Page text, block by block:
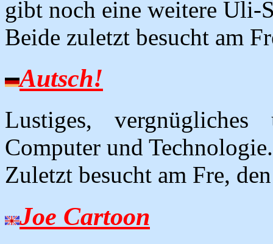
gibt noch eine weitere Uli-
Beide zuletzt besucht am
Autsch!
Lustiges,
Computer und Technologie.
Zuletzt besucht am Fre,
Joe Cartoon